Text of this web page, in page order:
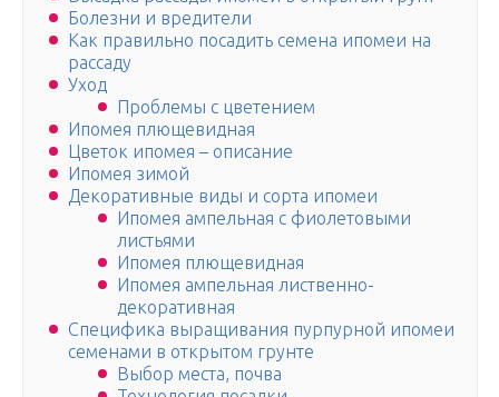
Болезни и вредители
Как правильно посадить семена ипомеи на
рассаду
Уход
Проблемы с цветением
Ипомея плющевидная
Цветок ипомея – описание
Ипомея зимой
Декоративные виды и сорта ипомеи
Ипомея ампельная с фиолетовыми
листьями
Ипомея плющевидная
Ипомея ампельная лиственно-
декоративная
Специфика выращивания пурпурной ипомеи
семенами в открытом грунте
Выбор места, почва